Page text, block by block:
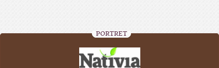
PORTRÉT